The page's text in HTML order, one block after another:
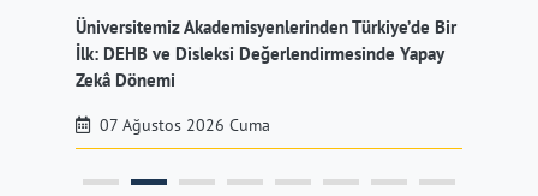
Üniversitemiz Akademisyenlerinden Türkiye’de Bir
İlk: DEHB ve Disleksi Değerlendirmesinde Yapay
Zekâ Dönemi
07 Ağustos 2026 Cuma